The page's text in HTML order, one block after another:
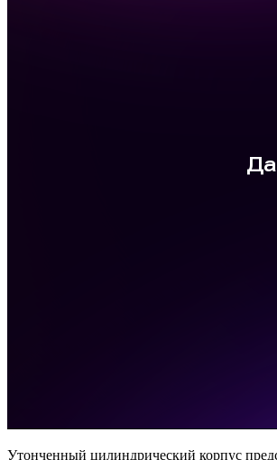
Утонченный цилиндрический корпус